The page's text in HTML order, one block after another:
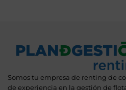
Somos tu empresa de renting de
de experiencia en la gestión de